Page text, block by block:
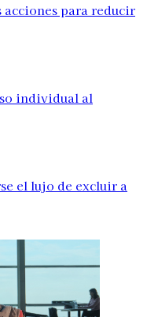
acciones para reducir
individual al
el lujo de excluir a